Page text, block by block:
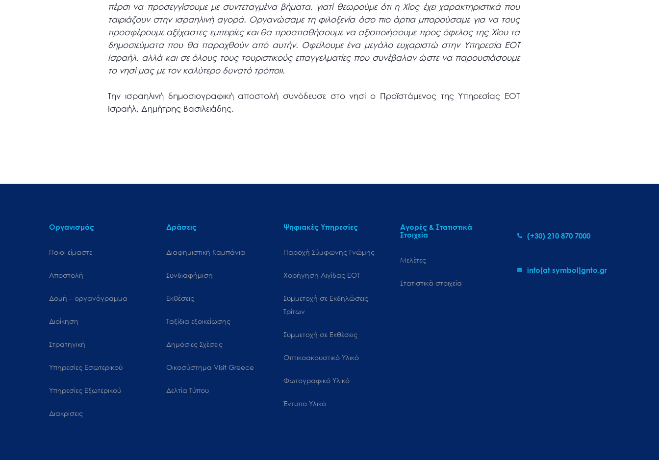
πέρσι να προσεγγίσουμε με συντεταγμένα βήματα, γιατί θεωρούμε ότι η Χίος έχει χαρακτηριστικά που
ταιριάζουν στην ισραηλινή αγορά. Οργανώσαμε τη φιλοξενία όσο πιο άρτια μπορούσαμε για να τους
προσφέρουμε αξέχαστες εμπειρίες και θα προσπαθήσουμε να αξιοποιήσουμε προς όφελος της Χίου τα
δημοσιεύματα που θα παραχθούν από αυτήν. Οφείλουμε ένα μεγάλο ευχαριστώ στην Υπηρεσία ΕΟΤ
Ισραήλ, αλλά και σε όλους τους τουριστικούς επαγγελματίες που συνέβαλαν ώστε να παρουσιάσουμε
το νησί μας με τον καλύτερο δυνατό τρόπο».
Την ισραηλινή δημοσιογραφική αποστολή συνόδευσε στο νησί ο Προϊστάμενος της Υπηρεσίας ΕΟΤ
Ισραήλ, Δημήτρης Βασιλειάδης.
Οργανισμός
Ποιοι είμαστε
Αποστολή
Δομή – οργανόγραμμα
Διοίκηση
Στρατηγική
Υπηρεσίες Εσωτερικού
Υπηρεσίες Εξωτερικού
Διακρίσεις
Δράσεις
Διαφημιστική Καμπάνια
Συνδιαφήμιση
Εκθέσεις
Ταξίδια εξοικείωσης
Δημόσιες Σχέσεις
Oικοσύστημα Visit Greece
Δελτία Τύπου
Ψηφιακές Υπηρεσίες
Παροχή Σύμφωνης Γνώμης
Χορήγηση Αιγίδας ΕΟΤ
Συμμετοχή σε Εκδηλώσεις
Τρίτων
Συμμετοχή σε Εκθέσεις
Οπτικοακουστικό Υλικό
Φωτογραφικό Υλικό
Έντυπο Υλικό
Αγορές & Στατιστικά
Στοιχεία
Μελέτες
Στατιστικά στοιχεία
(+30) 210 870 7000
info[at symbol]gnto.gr